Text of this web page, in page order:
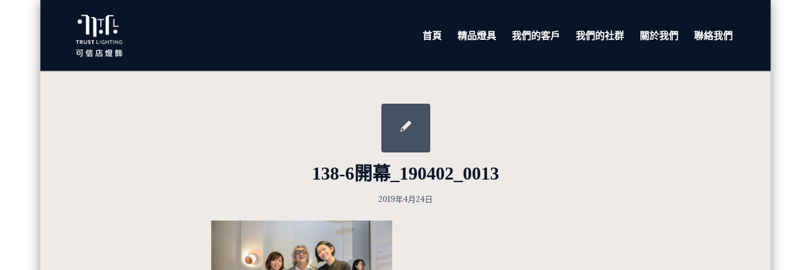
首頁 精品燈具 我們的客戶 我們的社群 關於我們 聯絡我們
138-6開幕_190402_0013
2019年4月24日